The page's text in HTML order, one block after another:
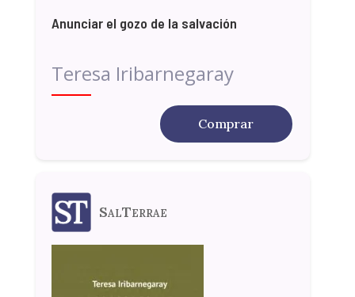
Anunciar el gozo de la salvación
Teresa Iribarnegaray
Comprar
SalTerrae